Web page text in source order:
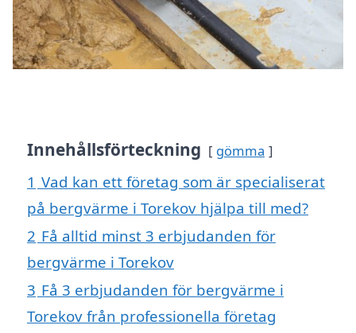
Innehållsförteckning gömma
1 Vad kan ett företag som är specialiserat
på bergvärme i Torekov hjälpa till med?
2 Få alltid minst 3 erbjudanden för
bergvärme i Torekov
3 Få 3 erbjudanden för bergvärme i
Torekov från professionella företag